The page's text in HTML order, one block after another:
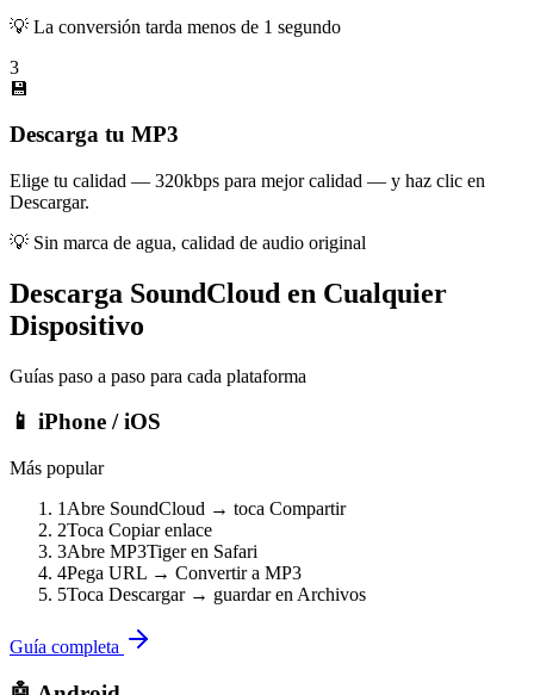
💡 La conversión tarda menos de 1 segundo
3
💾
Descarga tu MP3
Elige tu calidad — 320kbps para mejor calidad — y haz clic en
Descargar.
💡 Sin marca de agua, calidad de audio original
Descarga SoundCloud en Cualquier
Dispositivo
Guías paso a paso para cada plataforma
📱 iPhone / iOS
Más popular
1 Abre SoundCloud → toca Compartir
2Toca Copiar enlace
3Abre MP3Tiger en Safari
4Pega URL → Convertir a MP3
5Toca Descargar → guardar en Archivos
Guía completa